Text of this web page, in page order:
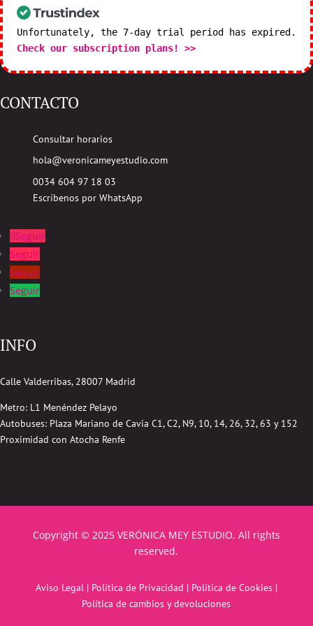
Unfortunately, the 7-day trial period has expired.
Check our subscription plans! >>
CONTACTO
Consultar horarios
hola@veronicameyestudio.com
0034 604 97 18 03
Escríbenos por WhatsApp
Seguir
Seguir
Seguir
Seguir
INFO
Calle Valderribas, 28007 Madrid
Metro: L1 Menéndez Pelayo
Autobuses: Plaza Mariano de Cavia C1, C2, N9, 10, 14, 26, 32, 63 y 152
Proximidad con Atocha Renfe
Copyright © 2025 VERÓNICA MEY ESTUDIO, All rights
reserved.
Aviso Legal| Política de Privacidad | Política de Cookies|
Política de cambios y devoluciones